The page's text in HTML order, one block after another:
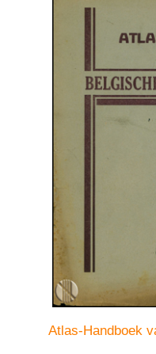
Atlas-Handboek